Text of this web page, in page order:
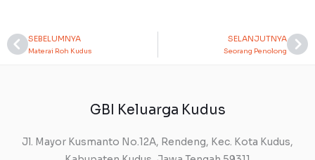
Prev
SEBELUMNYA
Materai Roh Kudus
SELANJUTNYA
Seorang Penolong
GBI Keluarga Kudus
Jl. Mayor Kusmanto No.12A, Rendeng, Kec. Kota Kudus,